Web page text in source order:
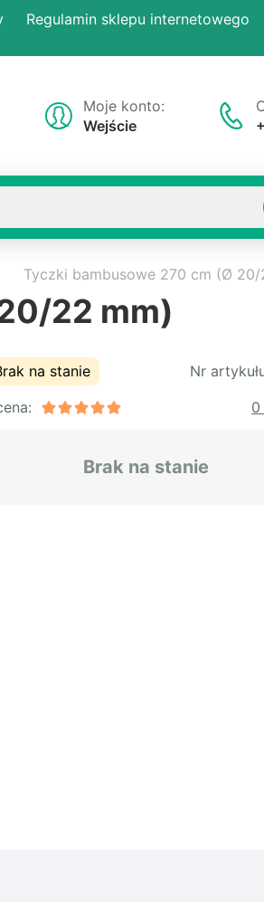
Regulamin sklepu internetowego
Moje konto:
Wejście
Tyczki bambusowe 270 cm (Ø 20/
22 mm)
na stanie Nr
0
Brak na stanie